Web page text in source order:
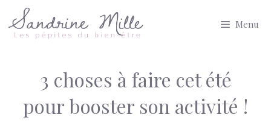
au
Menu
3 choses à faire cet été
pour booster son activité !